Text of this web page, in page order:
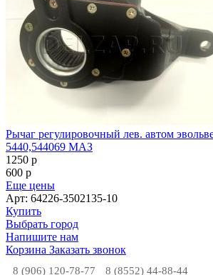
Рычаг регулировочный лев. автом
5440,544069 МАЗ
1250 p
600 p
Еще цены
Арт: 64226-3502135-10
Купить
Выбрать город
Напишите нам
Корзина Заказать звонок
8 (906) 120-78-77 8 (8552) 44-88-44